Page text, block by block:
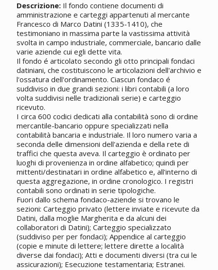
Descrizione:Il fondo contiene documenti di
amministrazione e carteggi appartenuti al mercante
Francesco di Marco Datini (1335-1410), che
testimoniano in massima parte la vastissima attività
svolta in campo industriale, commerciale, bancario dalle
varie aziende cui egli dette vita.
Il fondo é articolato secondo gli otto principali fondaci
datiniani, che costituiscono le articolazioni dell'archivio e
l'ossatura dell'ordinamento. Ciascun fondaco é
suddiviso in due grandi sezioni: i libri contabili (a loro
volta suddivisi nelle tradizionali serie) e carteggio
ricevuto.
I circa 600 codici dedicati alla contabilità sono di ordine
mercantile-bancario oppure specializzati nella
contabilità bancaria e industriale. Il loro numero varia a
seconda delle dimensioni dell'azienda e della rete di
traffici che questa aveva. Il carteggio è ordinato per
luoghi di provenienza in ordine alfabetico; quindi per
mittenti/destinatari in ordine alfabetico e, all'interno di
questa aggregazione, in ordine cronologico. I registri
contabili sono ordinati in serie tipologiche.
Fuori dallo schema fondaco-aziende si trovano le
sezioni: Carteggio privato (lettere inviate e ricevute da
Datini, dalla moglie Margherita e da alcuni dei
collaboratori di Datini); Carteggio specializzato
(suddiviso per per fondaci); Appendice al carteggio
(copie e minute di lettere; lettere dirette a località
diverse dai fondaci); Atti e documenti diversi (tra cui le
assicurazioni); Esecuzione testamentaria; Estranei.